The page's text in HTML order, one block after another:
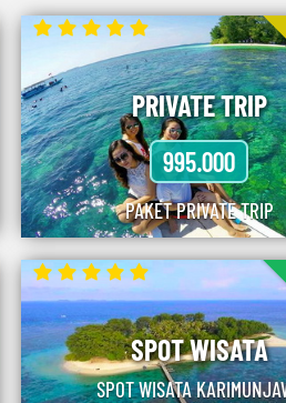
PRIVATE TRIP
995.000
PAKET PRIVATE TRIP
SPOT WISATA
SPOT WISATA